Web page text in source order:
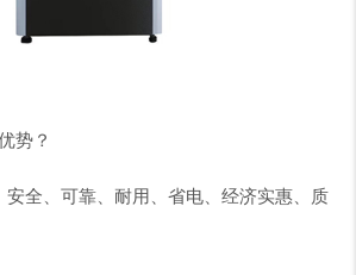
势？
安全、可靠、耐用、省电、经济实惠、质